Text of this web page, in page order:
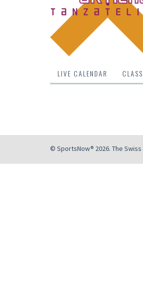
LIVE CALENDAR
© SportsNow® 2026. The